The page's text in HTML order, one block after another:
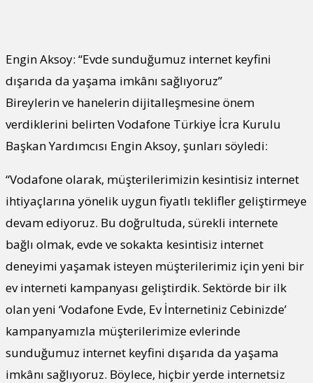
Engin Aksoy: “Evde sunduğumuz internet keyfini
dışarıda da yaşama imkânı sağlıyoruz”
Bireylerin ve hanelerin dijitalleşmesine önem
verdiklerini belirten Vodafone Türkiye İcra Kurulu
Başkan Yardımcısı Engin Aksoy, şunları söyledi:
“Vodafone olarak, müşterilerimizin kesintisiz internet
ihtiyaçlarına yönelik uygun fiyatlı teklifler geliştirmeye
devam ediyoruz. Bu doğrultuda, sürekli internete
bağlı olmak, evde ve sokakta kesintisiz internet
deneyimi yaşamak isteyen müşterilerimiz için yeni bir
ev interneti kampanyası geliştirdik. Sektörde bir ilk
olan yeni ‘Vodafone Evde, Ev İnternetiniz Cebinizde’
kampanyamızla müşterilerimize evlerinde
sunduğumuz internet keyfini dışarıda da yaşama
imkânı sağlıyoruz. Böylece, hiçbir yerde internetsiz